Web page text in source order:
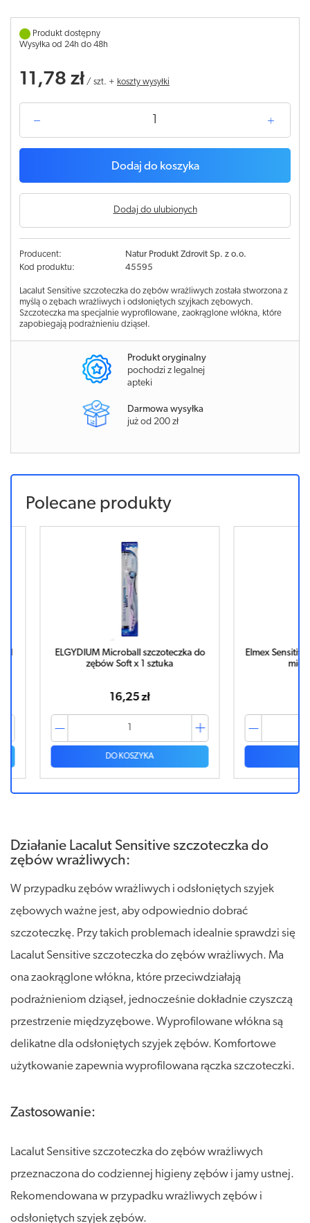
Produkt dostępny
Wysyłka od 24h do 48h
11,78 zł / szt. + koszty wysyłki
Dodaj do koszyka
Dodaj do ulubionych
Producent:
Natur Produkt Zdrovit Sp. z o.o.
Kod produktu:
45595
Lacalut Sensitive szczoteczka do zębów wrażliwych została stworzona z
myślą o zębach wrażliwych i odsłoniętych szyjkach zębowych.
Szczoteczka ma specjalnie wyprofilowane, zaokrąglone włókna, które
zapobiegają podrażnieniu dziąseł.
Produkt oryginalny
pochodzi z legalnej
apteki
Darmowa wysyłka
już od 200 zł
Polecane produkty
Elmex Sensitive szczoteczka do zębów
miękka x 1 sztuka
16,08 zł
DO KOSZYKA
Działanie Lacalut Sensitive szczoteczka do
zębów wrażliwych:
W przypadku zębów wrażliwych i odsłoniętych szyjek
zębowych ważne jest, aby odpowiednio dobrać
szczoteczkę. Przy takich problemach idealnie sprawdzi się
Lacalut Sensitive szczoteczka do zębów wrażliwych. Ma
ona zaokrąglone włókna, które przeciwdziałają
podrażnieniom dziąseł, jednocześnie dokładnie czyszczą
przestrzenie międzyzębowe. Wyprofilowane włókna są
delikatne dla odsłoniętych szyjek zębów. Komfortowe
użytkowanie zapewnia wyprofilowana rączka szczoteczki.
Zastosowanie:
Lacalut Sensitive szczoteczka do zębów wrażliwych
przeznaczona do codziennej higieny zębów i jamy ustnej.
Rekomendowana w przypadku wrażliwych zębów i
odsłoniętych szyjek zębów.